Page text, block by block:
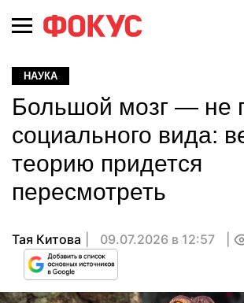
НАУКА
Большой мозг — не
социального вида:
теорию придется
пересмотреть
Тая Китова 09.07.2026 в 12:57